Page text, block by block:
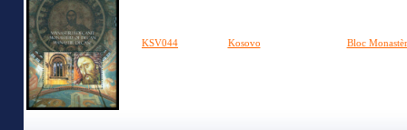
KSV044 Kosovo Bloc